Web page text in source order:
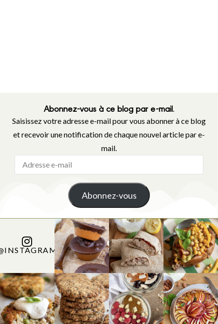
Abonnez-vous à ce blog par e-mail.
Saisissez votre adresse e-mail pour vous abonner à ce blog
et recevoir une notification de chaque nouvel article par e-
mail.
Abonnez-vous